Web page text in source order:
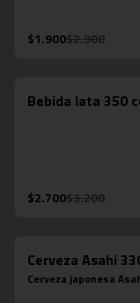
$1.900$2.900
Bebida lata 350
$2.700$3.200
Cerveza Asahi
Cerveza japonesa